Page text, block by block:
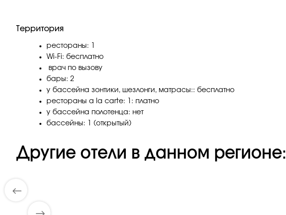
Территория
рестораны: 1
Wi-Fi: бесплатно
врач по вызову
бары: 2
у бассейна зонтики, шезлонги, матрасы:: бесплатно
рестораны a la carte: 1: платно
у бассейна полотенца: нет
бассейны: 1 (открытый)
Другие отели в данном регионе: